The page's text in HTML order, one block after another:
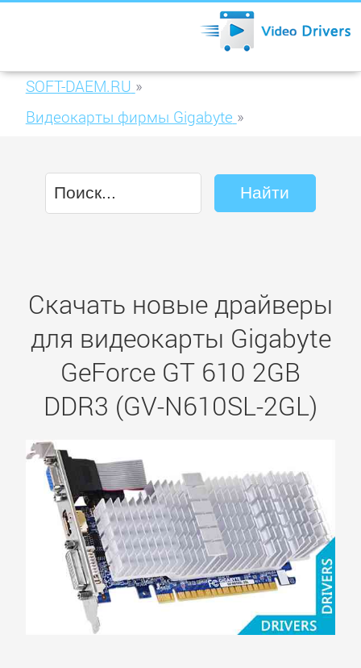
SOFT-DAEM.RU »
Видеокарты фирмы Gigabyte »
N610SL-2GL)
Скачать новые драйверы
для видеокарты Gigabyte
GeForce GT 610 2GB
DDR3 (GV-N610SL-2GL)